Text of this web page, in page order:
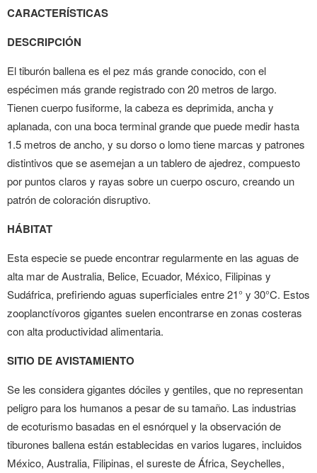
CARACTERÍSTICAS
DESCRIPCIÓN
El tiburón ballena es el pez más grande conocido, con el
espécimen más grande registrado con 20 metros de largo.
Tienen cuerpo fusiforme, la cabeza es deprimida, ancha y
aplanada, con una boca terminal grande que puede medir hasta
1.5 metros de ancho, y su dorso o lomo tiene marcas y patrones
distintivos que se asemejan a un tablero de ajedrez, compuesto
por puntos claros y rayas sobre un cuerpo oscuro, creando un
patrón de coloración disruptivo.
HÁBITAT
Esta especie se puede encontrar regularmente en las aguas de
alta mar de Australia, Belice, Ecuador, México, Filipinas y
Sudáfrica, prefiriendo aguas superficiales entre 21° y 30°C. Estos
zooplanctívoros gigantes suelen encontrarse en zonas costeras
con alta productividad alimentaria.
SITIO DE AVISTAMIENTO
Se les considera gigantes dóciles y gentiles, que no representan
peligro para los humanos a pesar de su tamaño. Las industrias
de ecoturismo basadas en el esnórquel y la observación de
tiburones ballena están establecidas en varios lugares, incluidos
México, Australia, Filipinas, el sureste de África, Seychelles,